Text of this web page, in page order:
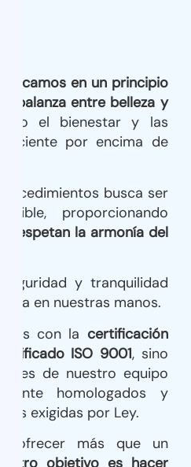
en un principio
balanza entre belleza y
el bienestar y las
por encima de
busca ser
proporcionando
respetan la armonía del
seguridad y tranquilidad
en nuestras manos.
con la certificación
ISO 9001, sino
de nuestro equipo
homologados y
exigidas por Ley.
ofrecer más que un
objetivo es hacer